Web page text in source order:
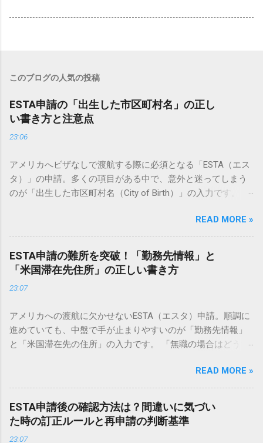
このブログの人気の投稿
ESTA申請の「出生した市区町村名」の正し
い書き方と注意点
23:06
アメリカへビザなしで渡航する際に必須となる「ESTA（エス
タ）」の申請。多くの項目がある中で、意外と迷ってしまう
のが「出生した市区町村名（City of Birth）」の入力です。
わっている場合は？」「英語でどう表記すべき？」など、一
見シンプルに見えて、実は正確なルールを知らないと申請ミ
スにつながる可能性もあります。 この記事では、ESTA申請に
おける「出生した市区町村名」の正しい書き方から、よくあ
る疑問、エラーを防ぐための具体的な対策まで、基本ルール
を詳しく解説します。 ESTA申請「出生した市区町村名」の基
す。入力はすべて「英字（ローマ字）」で行うのが鉄則で
す。 パスポートの記載と合わせるのが大原則 ESTA申請の最
も重要なポイントは、**「手元のパスポートに記載されてい
トの「本籍地」や「出生地」欄には、都道府県名までしか記
載されていないことが一般的です。一方、ESTAの項目には
「出生した市区町村名（City of Birth）」と「出生した国
（Country of Birth）」があるため、市区町村名は自分で確認
READ MORE »
ESTA申請の難所を突破！「勤務先情報」と
「米国滞在先住所」の正しい書き方
23:07
アメリカへの渡航に欠かせないESTA（エスタ）申請。順調に
進めていても、中盤で手が止まりやすいのが「勤務先情報」
と「米国滞在先の住所」の入力です。 「無職の場合はどうす
住所の書き順がわからない」など、慣れない英語表記と項目
に不安を感じる方は少なくありません。 この記事では、ESTA
申請で特に間違いやすいこれら2つの項目について、具体的な
記入例を交えて詳しく解説します。審査をスムーズに通過さ
せ、安心して出発の日を迎えるための準備を整えましょう。
READ MORE »
ESTA申請後の確認方法は？間違いに気づい
た時の訂正ルールと再申請の判断基準
23:07